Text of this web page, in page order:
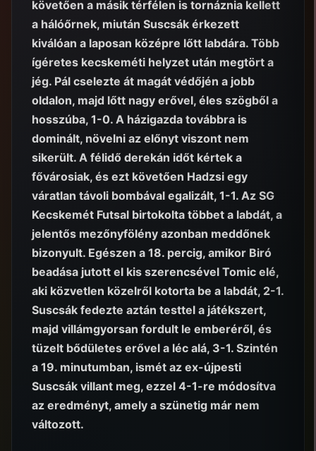
követően a másik térfélen is tornáznia kellett
a hálóőrnek, miután Suscsák érkezett
kiválóan a laposan középre lőtt labdára. Több
ígéretes kecskeméti helyzet után megtört a
jég. Pál cselezte át magát védőjén a jobb
oldalon, majd lőtt nagy erővel, éles szögből a
hosszúba, 1-0. A házigazda továbbra is
dominált, növelni az előnyt viszont nem
sikerült. A félidő derekán időt kértek a
fővárosiak, és ezt követően Hadzsi egy
váratlan távoli bombával egalizált, 1-1. Az SG
Kecskemét Futsal birtokolta többet a labdát, a
jelentős mezőnyfölény azonban meddőnek
bizonyult. Egészen a 18. percig, amikor Biró
beadása jutott el kis szerencsével Tomic elé,
aki közvetlen közelről kotorta be a labdát, 2-1.
Suscsák fedezte aztán testtel a játékszert,
majd villámgyorsan fordult le emberéről, és
tüzelt bődületes erővel a léc alá, 3-1. Szintén
a 19. minutumban, ismét az ex-újpesti
Suscsák villant meg, ezzel 4-1-re módosítva
az eredményt, amely a szünetig már nem
változott.